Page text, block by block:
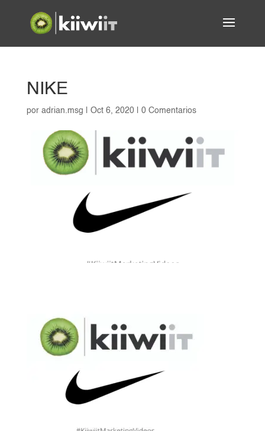
NIKE
por adrian.msg Oct 6, 2020| 0 Comentarios